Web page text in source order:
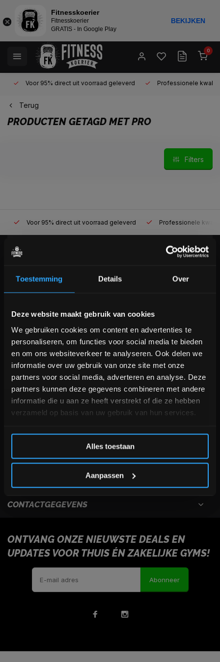
Toestemming Details Over
Deze website maakt gebruik van cookies
We gebruiken cookies om content en advertenties te
personaliseren, om functies voor social media te bieden
en om ons websiteverkeer te analyseren. Ook delen we
informatie over uw gebruik van onze site met onze
partners voor social media, adverteren en analyse. Deze
partners kunnen deze gegevens combineren met andere
informatie die u aan ze heeft verstrekt of die ze hebben
verzameld op basis van uw gebruik van hun services.
Alles toestaan
Aanpassen
0
Voor 95% direct uit voorraad geleverd Professionele
Terug
PRODUCTEN GETAGD MET PRO
Filters
Voor 95% direct uit voorraad geleverd Professionele
KLANTENSERVICE
+31 (0)24 645 1309
CONTACTGEGEVENS
ONTVANG ONZE NIEUWSTE DEALS EN
UPDATES VOOR THUIS ÉN ZAKELIJKE GYMS!
Abonneer
Bam! 5% korting op je volgende
Schrijf je in voor onze nieuwsbrief om op de hoogte te
blijven over onze nieuwe producten, deals en meer
interessante info. Ontvang 5% korting op je eerstvolgende
aankoop! 😀
Inschrijven
*Verzendkosten vallen buiten de korting
Fitnesskoerier
Fitnesskoerier
GRATIS - In Google Play
BEKIJKEN